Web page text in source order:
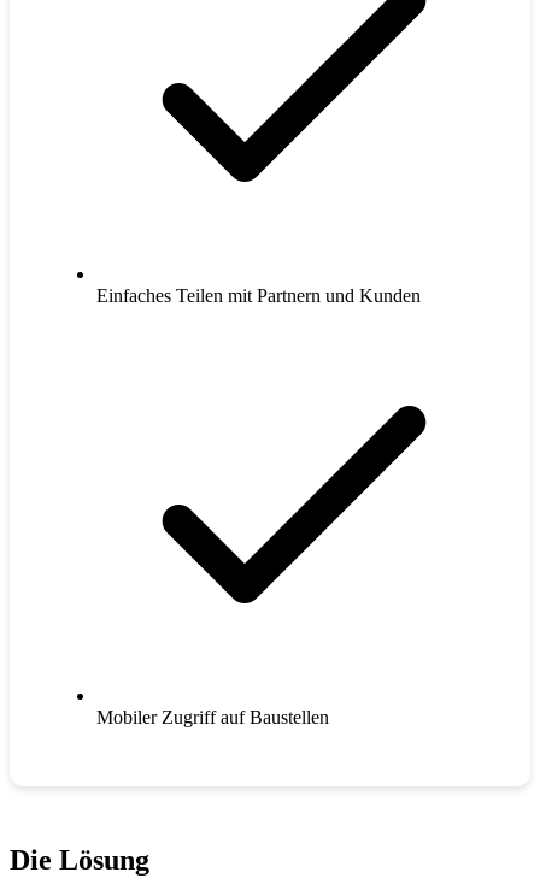
Einfaches Teilen mit Partnern und Kunden
Mobiler Zugriff auf Baustellen
Die Lösung